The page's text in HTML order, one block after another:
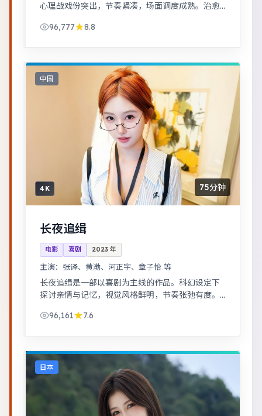
心理战戏份突出，节奏紧凑，场面调度成熟。治愈
96,777
8.8
中国
4K 75分钟
长夜追缉
电影 喜剧 2023 年
主演： 张译、黄渤、河正宇、章子怡 等
长夜追缉是一部以喜剧为主线的作品。科幻设定下
探讨亲情与记忆，视觉风格鲜明，节奏张弛有度。
96,161
7.6
日本